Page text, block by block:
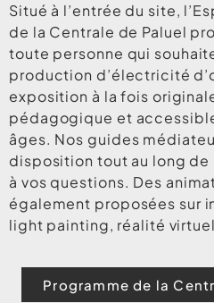
Situé à l’entrée du site,
de la Centrale de Paluel
toute personne qui
production d’électricité
exposition à la fois
pédagogique et
âges. Nos guides
disposition tout au long de
à vos questions. Des
également proposées sur
light painting, réalité
Programme de la